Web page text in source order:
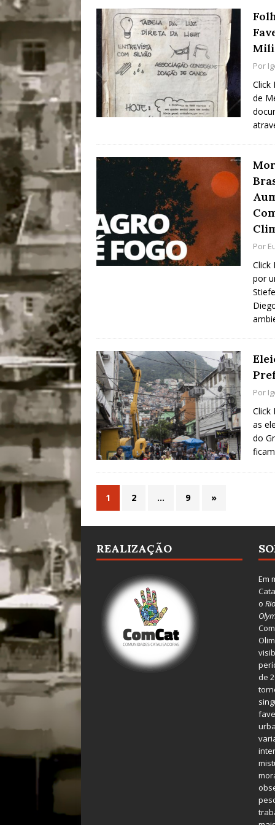
Por
Click
de
Por
Click
por
Por
Click
as
do
1 2 … 9 »
REALIZAÇÃO
Em
o
de